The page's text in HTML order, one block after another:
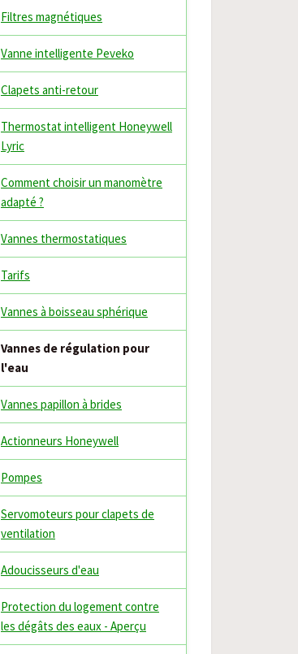
Filtres magnétiques
Vanne intelligente Peveko
Clapets anti-retour
Thermostat intelligent Honeywell
Lyric
Comment choisir un manomètre
adapté ?
Vannes thermostatiques
Tarifs
Vannes à boisseau sphérique
Vannes de régulation pour
l'eau
Vannes papillon à brides
Actionneurs Honeywell
Pompes
Servomoteurs pour clapets de
ventilation
Adoucisseurs d'eau
Protection du logement contre
les dégâts des eaux - Aperçu